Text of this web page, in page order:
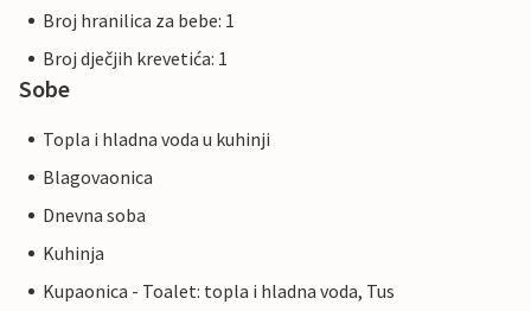
Broj hranilica za bebe: 1
Broj dječjih krevetića: 1
Sobe
Topla i hladna voda u kuhinji
Blagovaonica
Dnevna soba
Kuhinja
Kupaonica - Toalet: topla i hladna voda, Tus